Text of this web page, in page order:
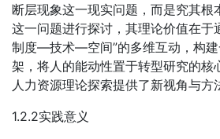
断层现象这一现实问题，而是究其根
这一问题进行探讨，其理论价值在
制度—技术—空间”的多维互动，构
架，将人的能动性置于转型研究的核
人力资源理论探索提供了新视角与方
1.2.2实践意义